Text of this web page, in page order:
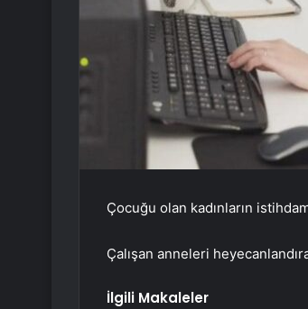
Çocuğu olan kadınların
Çalışan anneleri
İlgili Makaleler